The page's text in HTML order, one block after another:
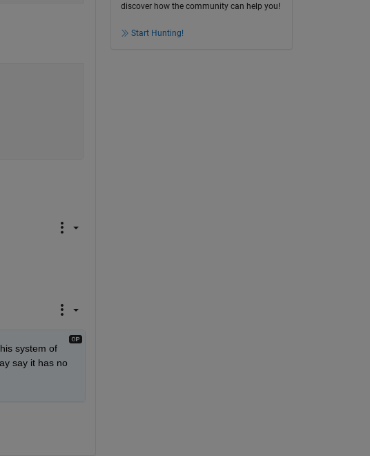
system of
say it has no
discover how the community can help you!
Start Hunting!